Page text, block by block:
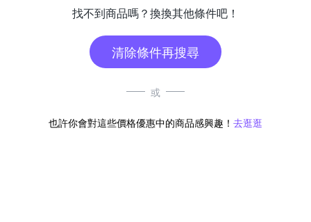
找不到商品嗎？換換其他條件吧！
清除條件再搜尋
或
也許你會對這些價格優惠中的商品感興趣！ 去逛逛